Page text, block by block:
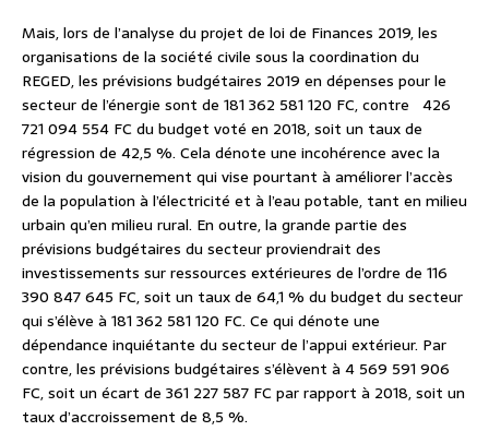
Mais, lors de l’analyse du projet de loi de Finances 2019, les
organisations de la société civile sous la coordination du
REGED, les prévisions budgétaires 2019 en dépenses pour le
secteur de l’énergie sont de 181 362 581 120 FC, contre 426
721 094 554 FC du budget voté en 2018, soit un taux de
régression de 42,5 %. Cela dénote une incohérence avec la
vision du gouvernement qui vise pourtant à améliorer l’accès
de la population à l’électricité et à l’eau potable, tant en milieu
urbain qu’en milieu rural. En outre, la grande partie des
prévisions budgétaires du secteur proviendrait des
investissements sur ressources extérieures de l’ordre de 116
390 847 645 FC, soit un taux de 64,1 % du budget du secteur
qui s’élève à 181 362 581 120 FC. Ce qui dénote une
dépendance inquiétante du secteur de l’appui extérieur. Par
contre, les prévisions budgétaires s’élèvent à 4 569 591 906
FC, soit un écart de 361 227 587 FC par rapport à 2018, soit un
taux d’accroissement de 8,5 %.